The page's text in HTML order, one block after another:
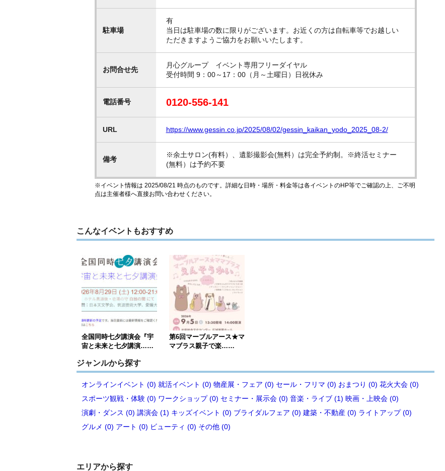
駐車場
有
当日は駐車場の数に限りがございます。お近くの方は自転車等でお越しい
ただきますようご協力をお願いいたします。
お問合せ先
月心グループ イベント専用フリーダイヤル
受付時間 9：00～17：00（月～土曜日）日祝休み
電話番号 0120-556-141
URL https://www.gessin.co.jp/2025/08/02/gessin_kaikan_yodo_2025_08-2/
備考
※余土サロン(有料）、遺影撮影会(無料）は完全予約制。※終活セミナー
(無料）は予約不要
※イベント情報は 2025/08/21 時点のものです。詳細な日時・場所・料金等は各イベントのHP等でご確認の上、ご不明
点は主催者様へ直接お問い合わせください。
こんなイベントもおすすめ
全国同時七夕講演会『宇
宙と未来と七夕講演……
第6回マーブルアース★マ
マブラス親子で楽……
ジャンルから探す
オンラインイベント (0) 就活イベント (0) 物産展・フェア (0) セール・フリマ (0) おまつり (0) 花火大会 (0)
スポーツ観戦・体験 (0) ワークショップ (0) セミナー・展示会 (0) 音楽・ライブ (1) 映画・上映会 (0)
演劇・ダンス (0) 講演会 (1) キッズイベント (0) ブライダルフェア (0) 建築・不動産 (0) ライトアップ (0)
グルメ (0) アート (0) ビューティ (0) その他 (0)
エリアから探す